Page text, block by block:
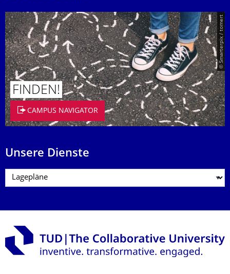
© Smarterpix / tomert
FINDEN!
CAMPUS NAVIGATOR
Unsere Dienste